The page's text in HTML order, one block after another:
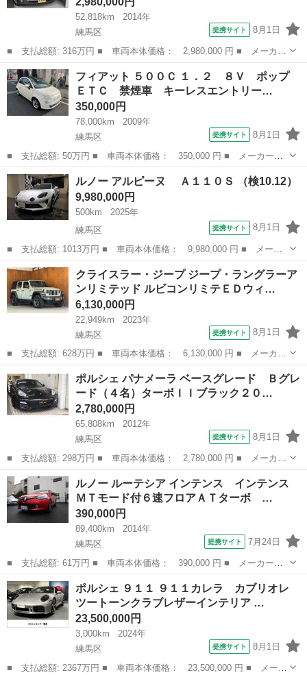
52,818km
2014年
練馬区
提携サイト 8月1日
■ 支払総額: 316万円 ■ 車両本体価格： 2,980,000 円 ■ メーカー
名： ポルシェ ■ 車種名： マカン ■ グレード名： マカンＳ
マカンＳ（５名）３Ｌターボ パノラマガラス電動サンルーフ電動シ
ェイド付き...
東京 練馬区
フィアット ５００Ｃ １．２ ８Ｖ ポップ
ＥＴＣ 禁煙車 キーレスエントリー…
350,000円
78,000km
2009年
練馬区
提携サイト 8月1日
■ 支払総額: 50万円 ■ 車両本体価格： 350,000 円 ■ メーカー
名： フィアット ■ 車種名： ５００Ｃ ■ グレード名： １．
２ ８Ｖ ポップ ＥＴＣ 禁煙車 キーレスエントリー ナビ ■
排気量： 120...
東京 練馬区
ルノー アルピーヌ Ａ１１０Ｓ （検10.12）
9,980,000円
500km
2025年
練馬区
提携サイト 8月1日
■ 支払総額: 1013万円 ■ 車両本体価格： 9,980,000 円 ■ メーカ
ー名： ルノー ■ 車種名： アルピーヌ ■ グレード名： Ａ１
１０Ｓ ■ 排気量： 1600cc ■ ドア枚数： クーペ ■ ミッショ...
東京 練馬区 その他
クライスラー・ジープ ジープ・ラングラーア
ンリミテッド ルビコンリミテＥＤウィ…
6,130,000円
22,949km
2023年
練馬区
提携サイト 8月1日
■ 支払総額: 628万円 ■ 車両本体価格： 6,130,000 円 ■ メーカー
名： クライスラー・ジープ ■ 車種名： ジープ・ラングラーアン
リミテッド ■ グレード名： ルビコンリミテＥＤウィズサンライダ
フリＴフォ...
東京 練馬区 その他
ポルシェ パナメーラ ベースグレード Ｂグレ
ード（４名）ターボＩＩブラック２０…
2,780,000円
65,808km
2012年
練馬区
提携サイト 8月1日
■ 支払総額: 298万円 ■ 車両本体価格： 2,780,000 円 ■ メーカー
名： ポルシェ ■ 車種名： パナメーラ ■ グレード名： ベース
グレード Ｂグレード（４名）ターボＩＩブラック２０ＡＷフロント
スポイラー...
東京 練馬区
ルノー ルーテシア インテンス インテンス
ＭＴモード付６速フロアＡＴターボ …
390,000円
89,400km
2014年
練馬区
提携サイト 7月24日
■ 支払総額: 61万円 ■ 車両本体価格： 390,000 円 ■ メーカー
名： ルノー ■ 車種名： ルーテシア ■ グレード名： インテン
ス インテンス ＭＴモード付６速フロアＡＴターボ ＥＴＣ クル
ーズコントロール...
東京 練馬区
ポルシェ ９１１ ９１１カレラ カブリオレ
ツートーンクラブレザーインテリア …
23,500,000円
3,000km
2024年
練馬区
提携サイト 8月1日
■ 支払総額: 2367万円 ■ 車両本体価格： 23,500,000 円 ■ メーカ